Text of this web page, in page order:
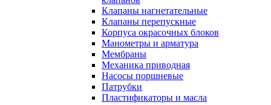
Клапаны нагнетательные
Клапаны перепускные
Корпуса окрасочных блоков
Манометры и арматура
Мембраны
Механика приводная
Насосы поршневые
Патрубки
Пластификаторы и масла